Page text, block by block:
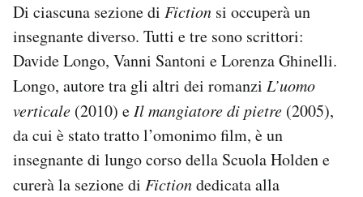
Di ciascuna sezione di Fiction si occuperà un
insegnante diverso. Tutti e tre sono scrittori:
Davide Longo, Vanni Santoni e Lorenza Ghinelli.
Longo, autore tra gli altri dei romanzi L’uomo
verticale (2010) eIl mangiatore di pietre (2005),
da cui è stato tratto l’omonimo film, è un
insegnante di lungo corso della Scuola Holden e
curerà la sezione di Fictiondedicata alla